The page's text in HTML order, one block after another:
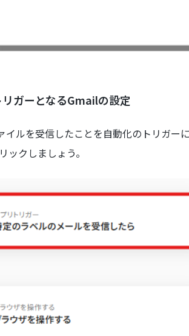
ガーとなるGmailの設定
イルを受信したことを自動化のトリガー
ックしましょう。